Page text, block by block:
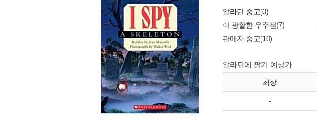
알라딘 중고(0)
이 광활한 우주점(7)
판매자 중고(10)
알라딘에 팔기 예상가
최상
-